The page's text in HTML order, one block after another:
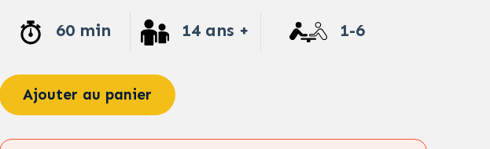
60 min 14 ans + 1-6
Ajouter au panier